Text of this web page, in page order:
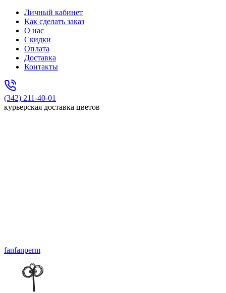
Личный кабинет
Как сделать заказ
О нас
Скидки
Оплата
Доставка
Контакты
(342) 211-40-01
курьерская доставка цветов
fanfanperm